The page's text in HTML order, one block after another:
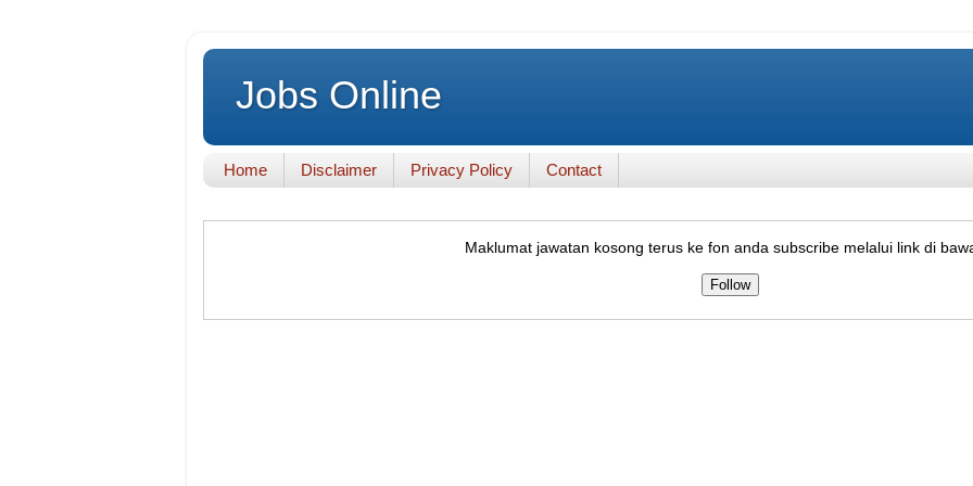
Jobs Online
Home Disclaimer Privacy Policy Contact
Maklumat jawatan kosong terus ke fon anda subscribe melalui link di